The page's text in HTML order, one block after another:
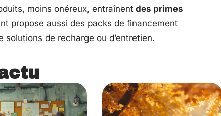
moins onéreux, entraînent des primes
propose aussi des packs de financement
de recharge ou d’entretien.